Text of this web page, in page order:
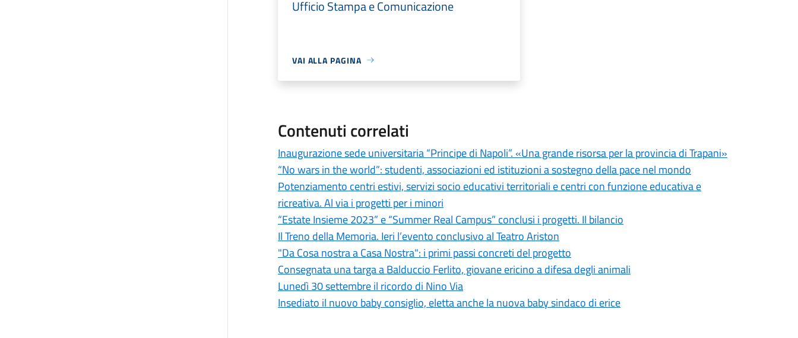
Ufficio Stampa e Comunicazione
VAI ALLA PAGINA
Contenuti correlati
Inaugurazione sede universitaria “Principe di Napoli”. «Una grande risorsa per la provincia di Trapani»
“No wars in the world”: studenti, associazioni ed istituzioni a sostegno della pace nel mondo
Potenziamento centri estivi, servizi socio educativi territoriali e centri con funzione educativa e
ricreativa. Al via i progetti per i minori
“Estate Insieme 2023” e “Summer Real Campus” conclusi i progetti. Il bilancio
Il Treno della Memoria. Ieri l’evento conclusivo al Teatro Ariston
"Da Cosa nostra a Casa Nostra": i primi passi concreti del progetto
Consegnata una targa a Balduccio Ferlito, giovane ericino a difesa degli animali
Lunedì 30 settembre il ricordo di Nino Via
Insediato il nuovo baby consiglio, eletta anche la nuova baby sindaco di erice